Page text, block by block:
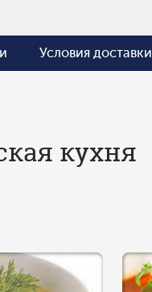
Условия доставки
кухня